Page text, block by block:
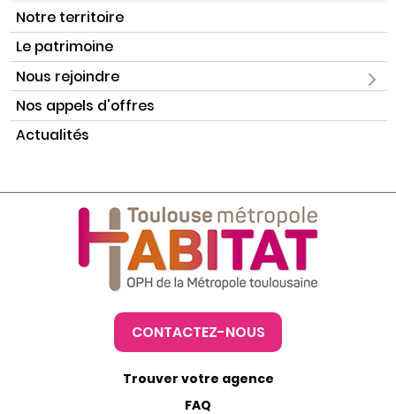
Notre territoire
Le patrimoine
Nous rejoindre
Nos appels d'offres
Actualités
CONTACTEZ-NOUS
Trouver votre agence
FAQ